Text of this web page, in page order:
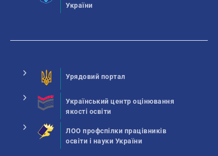
України
Урядовий портал
Український центр оцінювання
якості освіти
ЛОО профспілки працівників
освіти і науки України